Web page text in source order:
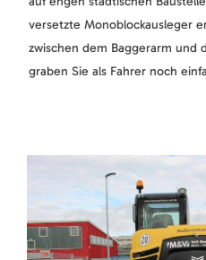
versetzte Monoblockausleger
zwischen dem Baggerarm und
graben Sie als Fahrer noch